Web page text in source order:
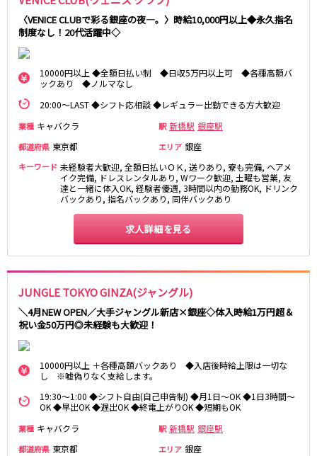
〈VENICE CLUBで彩る銀座の夜―。〉時給10,000円以上◆永久指名
制度なし！20代活躍中◇
10000円以上 ◆全額日払い制 ◆日収5万円以上可 ◆各種高額バ
ックあり ◆ノルマなし
20:00～LAST ◆シフト応相談 ◆レギュラー出勤できる方大歓迎
業種 キャバクラ 駅 新橋駅 銀座駅
都道府県 東京都 エリア 銀座
キーワード 未経験者大歓迎, 全額日払いＯＫ, 送りあり, 寮も完備, ヘアメ
イク完備, ドレスレンタルあり, Wワーク歓迎, 土曜も営業, 友
達と一緒に体入OK, 経験者優遇, 3時間以内の勤務OK, ドリンク
バックあり, 指名バックあり, 同伴バックあり
求人詳細を見る
JUNGLE TOKYO GINZA(ジャングル)
＼4月NEW OPEN／大手ジャングル新店×銀座◇体入時給1万円超＆
祝い金50万円◎未経験も大歓迎！
10000円以上 ＋各種高額バックあり ◆入店後時給上限は一切な
し ※嘘偽りなく支給します。
19:30～1:00 ◆シフト自由(自己申告制) ◆月1日～OK ◆1日3時間～
OK ◆早出OK ◆遅出OK ◆終電上がりOK ◆短期もOK
業種 キャバクラ 駅 新橋駅 銀座駅
都道府県 東京都 エリア 銀座
新井薬師前駅
関内駅
桜木町駅
大船駅
西武池袋線
池袋駅
練馬駅
所沢駅
ひばりヶ丘駅
東久留米駅
秋津駅
大泉学園駅
保谷駅
石神井公園駅
西所沢駅
吾野駅
JR横浜線
町田駅
八王子駅
新横浜駅
淵野辺駅
矢部駅
成瀬駅
古淵駅
菊名駅
東急田園都市線